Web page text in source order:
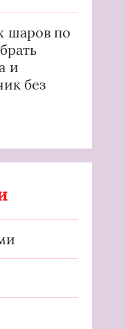
шаров по
и
без